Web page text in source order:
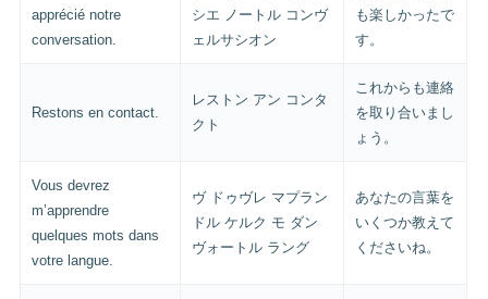
apprécié notre
conversation.
シエ ノートル コンヴ
ェルサシオン
も楽しかったで
す。
Restons en contact.
レストン アン コンタ
クト
これからも連絡
を取り合いまし
ょう。
Vous devrez
m’apprendre
quelques mots dans
votre langue.
ヴ ドゥヴレ マプラン
ドル ケルク モ ダン
ヴォートル ラング
あなたの言葉を
いくつか教えて
くださいね。